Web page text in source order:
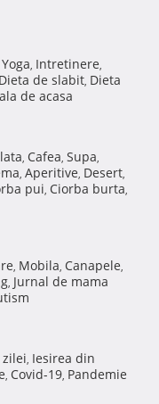
Yoga, Intretinere,
Dieta de slabit, Dieta
de acasa
, Cafea, Supa,
, Aperitive, Desert,
pui, Ciorba burta,
, Mobila, Canapele,
, Jurnal de mama
zilei, Iesirea din
, Covid-19, Pandemie